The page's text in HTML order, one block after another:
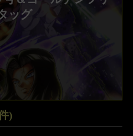
スキーパーズ
ッグ
)